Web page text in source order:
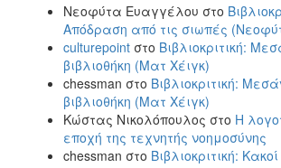
Νεοφύτα Ευαγγέλου στο
Απόδραση από τις σιωπές
culturepoint στο Βιβλιοκριτική:
βιβλιοθήκη (Ματ Χέιγκ)
chessman στο Βιβλιοκριτική:
βιβλιοθήκη (Ματ Χέιγκ)
Κώστας Νικολόπουλος στο Η
εποχή της τεχνητής νοημοσύνης
chessman στο Βιβλιοκριτική: